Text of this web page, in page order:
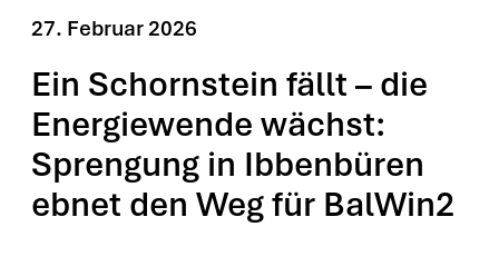
27. Febru­ar 2026
Ein Schornstein fällt – die
Energiewende wächst:
Sprengung in Ibbenbüren
ebnet den Weg für BalWin2